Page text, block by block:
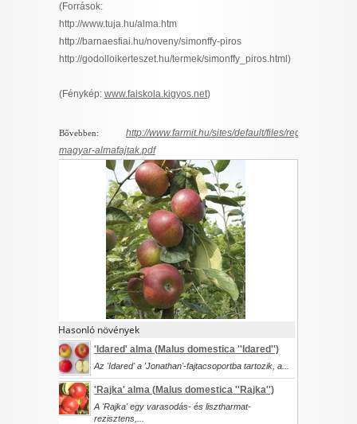
(Források:
http://www.tuja.hu/alma.htm
http://barnaesfiai.hu/noveny/simonffy-piros
http://godolloikerteszet.hu/termek/simonffy_piros.html )
(Fénykép: www.faiskola.kigyos.net)
Bővebben: http://www.farmit.hu/sites/default/files/regi-
magyar-almafajtak.pdf
Hasonló növények
'Idared' alma (Malus domestica ''Idared'')
Az 'Idared' a 'Jonathan'-fajtacsoportba tartozik, a...
'Rajka' alma (Malus domestica ''Rajka'')
A 'Rajka' egy varasodás- és lisztharmat-
rezisztens,...